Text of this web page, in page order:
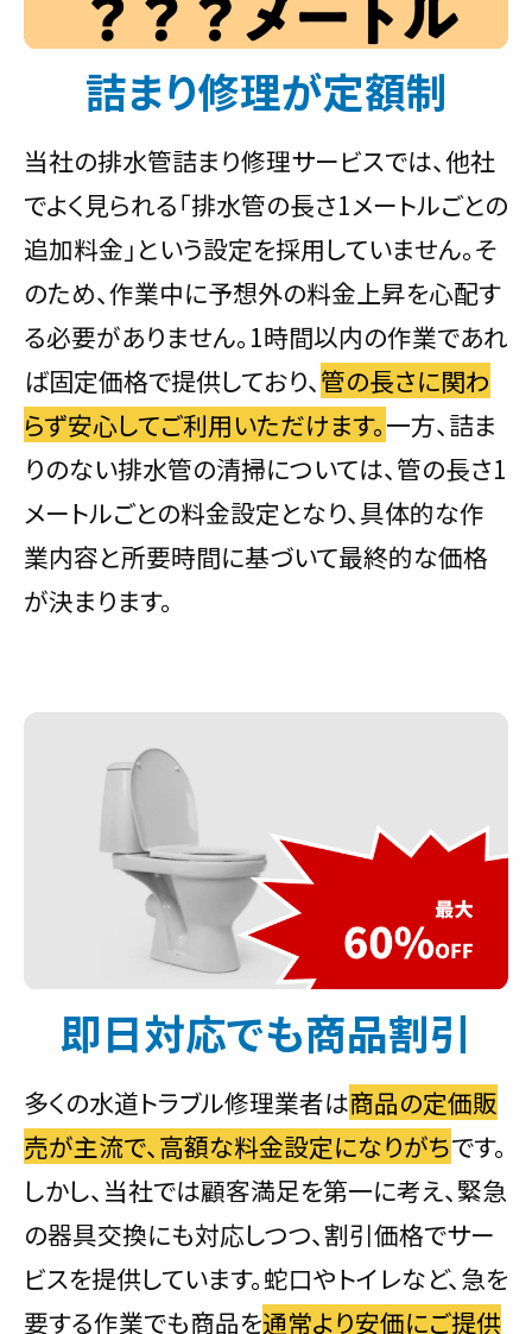
詰まり修理が定額制
当社の排水管詰まり修理サービスでは、他社
でよく見られる「排水管の長さ1メートルごとの
追加料金」という設定を採用していません。そ
のため、作業中に予想外の料金上昇を心配す
る必要がありません。1時間以内の作業であれ
ば固定価格で提供しており、管の長さに関わ
らず安心してご利用いただけます。一方、詰ま
りのない排水管の清掃については、管の長さ1
メートルごとの料金設定となり、具体的な作
業内容と所要時間に基づいて最終的な価格
が決まります。
即日対応でも商品割引
多くの水道トラブル修理業者は商品の定価販
売が主流で、高額な料金設定になりがちです。
しかし、当社では顧客満足を第一に考え、緊急
の器具交換にも対応しつつ、割引価格でサー
ビスを提供しています。蛇口やトイレなど、急を
要する作業でも商品を通常より安価にご提供